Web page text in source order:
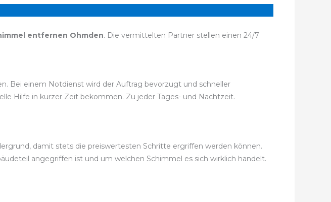
entfernen Ohmden. Die vermittelten Partner stellen einen 24/7
Bei einem Notdienst wird der Auftrag bevorzugt und schneller
Hilfe in kurzer Zeit bekommen. Zu jeder Tages- und Nachtzeit.
damit stets die preiswertesten Schritte ergriffen werden können.
angegriffen ist und um welchen Schimmel es sich wirklich handelt.